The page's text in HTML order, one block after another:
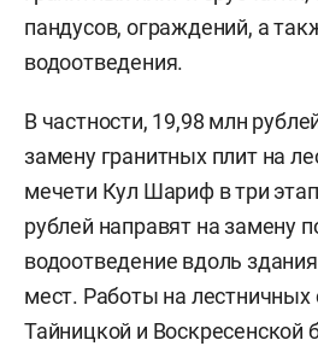
пандусов, ограждений, а
водоотведения.
В частности, 19,98 млн
замену гранитных плит на
мечети Кул Шариф в три
рублей направят на замену
водоотведение вдоль
мест. Работы на лестничных
Тайницкой и